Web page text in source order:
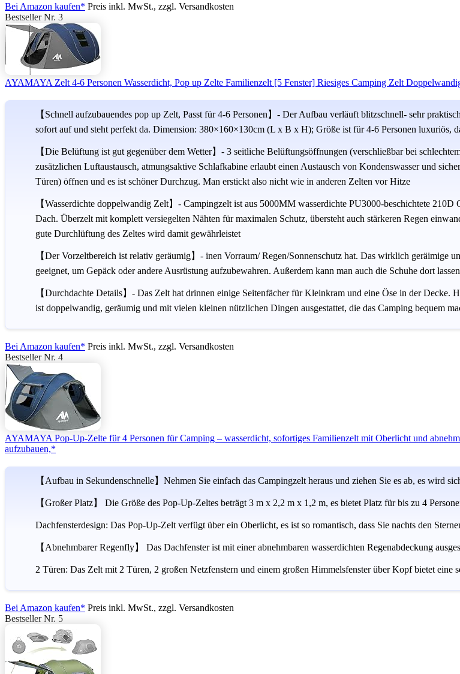
Bei Amazon kaufen* Preis inkl. MwSt., zzgl. Versandkosten
Bestseller Nr. 3
AYAMAYA Zelt 4-6 Personen Wasserdicht, Pop up Zelte Familienzelt [5 Fenster] Riesiges Camping Zelt
【Schnell aufzubauendes pop up Zelt, Passt für 4-6 Personen】- Der Aufbau verläuft blitzschnell- sehr
sofort auf und steht perfekt da. Dimension: 380×160×130cm (L x B x H); Größe ist für 4-6 Personen luxuriös,
【Die Belüftung ist gut gegenüber dem Wetter】- 3 seitliche Belüftungsöffnungen (verschließbar bei
zusätzlichen Luftaustausch, atmungsaktive Schlafkabine erlaubt einen Austausch von Kondenswasser und
Türen) öffnen und es ist schöner Durchzug. Man erstickt also nicht wie in anderen Zelten vor Hitze
【Wasserdichte doppelwandig Zelt】- Campingzelt ist aus 5000MM wasserdichte PU3000-beschichtete
Dach. Überzelt mit komplett versiegelten Nähten für maximalen Schutz, übersteht auch stärkeren Regen
gute Durchlüftung des Zeltes wird damit gewährleistet
【Der Vorzeltbereich ist relativ geräumig】- inen Vorraum/ Regen/Sonnenschutz hat. Das wirklich geräimige
geeignet, um Gepäck oder andere Ausrüstung aufzubewahren. Außerdem kann man auch die Schuhe dort
【Durchdachte Details】- Das Zelt hat drinnen einige Seitenfächer für Kleinkram und eine Öse in der
ist doppelwandig, geräumig und mit vielen kleinen nützlichen Dingen ausgestattet, die das Camping bequem
Bei Amazon kaufen* Preis inkl. MwSt., zzgl. Versandkosten
Bestseller Nr. 4
AYAMAYA Pop-Up-Zelte für 4 Personen für Camping – wasserdicht, sofortiges Familienzelt mit Oberlicht und
aufzubauen,*
【Aufbau in Sekundenschnelle】Nehmen Sie einfach das Campingzelt heraus und ziehen Sie es ab, es wird
【Großer Platz】 Die Größe des Pop-Up-Zeltes beträgt 3 m x 2,2 m x 1,2 m, es bietet Platz für bis zu 4
Dachfensterdesign: Das Pop-Up-Zelt verfügt über ein Oberlicht, es ist so romantisch, dass Sie nachts den
【Abnehmbarer Regenfly】 Das Dachfenster ist mit einer abnehmbaren wasserdichten Regenabdeckung
2 Türen: Das Zelt mit 2 Türen, 2 großen Netzfenstern und einem großen Himmelsfenster über Kopf bietet eine
Bei Amazon kaufen* Preis inkl. MwSt., zzgl. Versandkosten
Bestseller Nr. 5